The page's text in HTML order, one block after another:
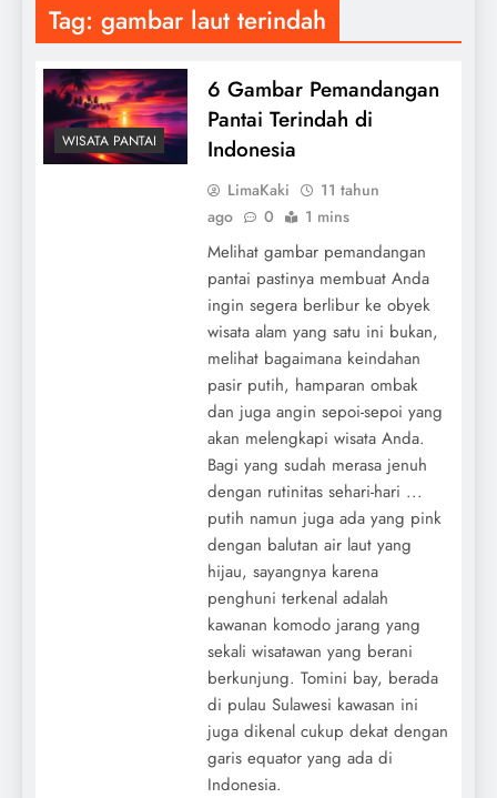
Tag: gambar laut terindah
WISATA PANTAI
6 Gambar Pemandangan
Pantai Terindah di
Indonesia
LimaKaki
11 tahun
ago
0 1 mins
Melihat gambar pemandangan
pantai pastinya membuat Anda
ingin segera berlibur ke obyek
wisata alam yang satu ini bukan,
melihat bagaimana keindahan
pasir putih, hamparan ombak
dan juga angin sepoi-sepoi yang
akan melengkapi wisata Anda.
Bagi yang sudah merasa jenuh
dengan rutinitas sehari-hari ...
putih namun juga ada yang pink
dengan balutan air laut yang
hijau, sayangnya karena
penghuni terkenal adalah
kawanan komodo jarang yang
sekali wisatawan yang berani
berkunjung. Tomini bay, berada
di pulau Sulawesi kawasan ini
juga dikenal cukup dekat dengan
garis equator yang ada di
Indonesia.